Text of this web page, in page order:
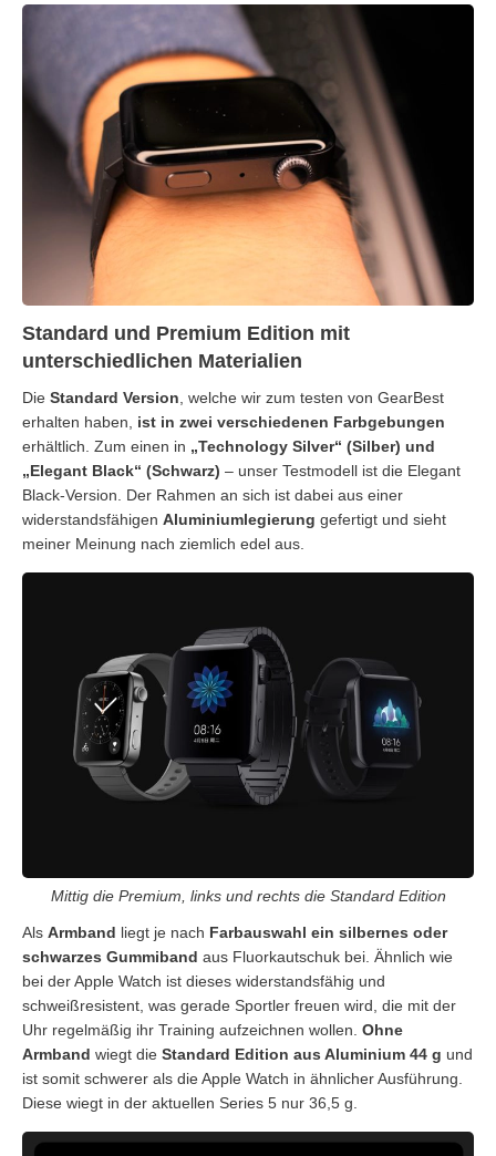
Standard und Premium Edition mit
unterschiedlichen Materialien
Die Standard Version , welche wir zum testen von GearBest
erhalten haben,
ist in zwei verschiedenen Farbgebungen
erhältlich. Zum einen in „Technology Silver“ (Silber) und
„Elegant Black“ (Schwarz) – unser Testmodell ist die Elegant
Black-Version. Der Rahmen an sich ist dabei aus einer
widerstandsfähigen Aluminiumlegierung gefertigt und sieht
meiner Meinung nach ziemlich edel aus.
Mittig die Premium, links und rechts die Standard Edition
Als Armband liegt je nach Farbauswahl ein silbernes oder
schwarzes Gummiband aus Fluorkautschuk bei. Ähnlich wie
bei der Apple Watch ist dieses widerstandsfähig und
schweißresistent, was gerade Sportler freuen wird, die mit der
Uhr regelmäßig ihr Training aufzeichnen wollen. Ohne
Armband wiegt die Standard Edition aus Aluminium 44 g und
ist somit schwerer als die Apple Watch in ähnlicher Ausführung.
Diese wiegt in der aktuellen Series 5 nur 36,5 g.